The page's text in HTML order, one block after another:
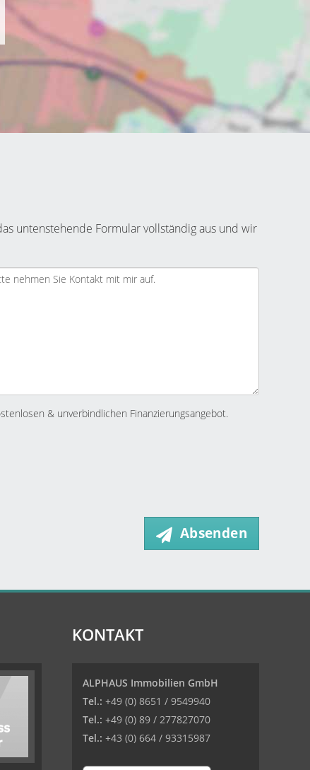
untenstehende Formular vollständig aus und wir
& unverbindlichen Finanzierungsangebot.
Absenden
KONTAKT
ALPHAUS Immobilien GmbH
Tel.: +49 (0) 8651 / 9549940
Tel.: +49 (0) 89 / 277827070
Tel.: +43 (0) 664 / 93315987